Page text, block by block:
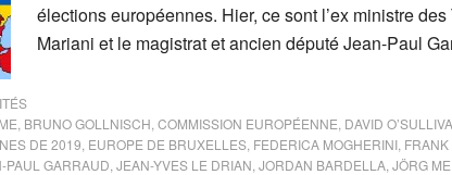
élections européennes. Hier, ce sont l’ex ministre
Mariani et le magistrat et ancien député Jean-Paul
BRUNO GOLLNISCH COMMISSION EUROPÉENNE DAVID
DE 2019 EUROPE DE BRUXELLES FEDERICA MOGHERINI
PAUL GARRAUD JEAN-YVES LE DRIAN JORDAN BARDELLA JÖRG